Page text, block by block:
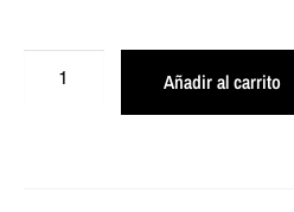
Añadir al carrito